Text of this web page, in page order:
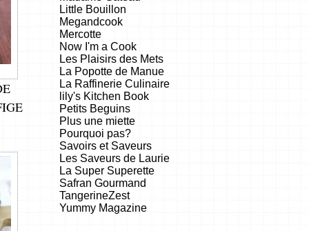
Little Bouillon
Megandcook
Mercotte
Now I'm a Cook
Les Plaisirs des Mets
La Popotte de Manue
La Raffinerie Culinaire
lily's Kitchen Book
Petits Beguins
Plus une miette
Pourquoi pas?
Savoirs et Saveurs
Les Saveurs de Laurie
La Super Superette
Safran Gourmand
TangerineZest
Yummy Magazine